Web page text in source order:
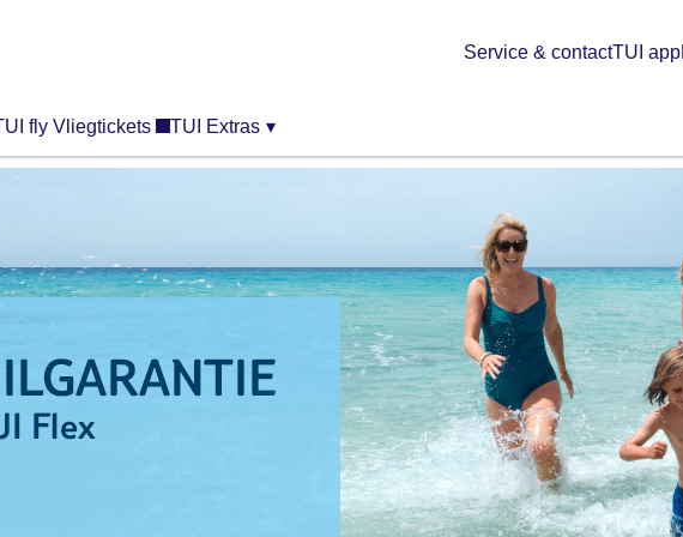
fly Vliegtickets TUI Extras ▾
Service & contactTUI app